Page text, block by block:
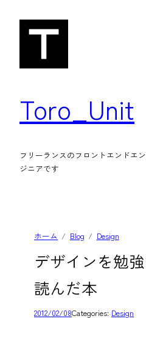
Toro_Unit
フリーランスのフロントエンドエ
ジニアです
ホーム Blog Design
デザインを勉
読んだ本
2012/02/08Categories: Design